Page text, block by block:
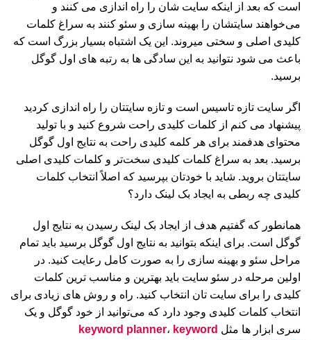
است که بعد از اینکه سایت شان را راه اندازی می کنند و
می‌خواهند سایتشان را بهینه سازی و سئو کنند به سراغ کلمات
کلیدی اصلی و سختی میروند. این یک اشتباه بسیار بزرگ است که
باعث می شود نتوانید به این سادگی ها به رتبه های اول گوگل
برسید.
اگر سایت تازه تاسیس است و تازه سایتتان را راه اندازی کردید
پیشنهاد می کنم از کلمات کلیدی راحت شروع کنید و با تولید
محتوای هدفمند برای هر کلمه کلیدی راحت به نتایج اول گوگل
برسید. بعد به سراغ کلمات کلیدی سخت‌تر و کلمات کلیدی اصلی
سایتتان بروید. شاید با خودتان بپرسید که اصلاً انتخاب کلمات
کلیدی چه ربطی به ایجاد بک لینک دارد؟
همانطور که گفتیم هدف از ایجاد بک لینک رسیدن به نتایج اول
گوگل است. برای اینکه بتوانید به نتایج اول گوگل برسید باید تمام
مراحل سئو و بهینه سازی را به صورت کامل رعایت کنید. در
اولین مرحله در سئو سایت باید بهترین و مناسب ترین کلمات
کلیدی را برای سایت تان انتخاب کنید. راه و روش های زیادی برای
انتخاب کلمات کلیدی وجود دارد که می‌توانید از خود گوگل و یک
سری ابزار ها مثل
keyword planner، keyword